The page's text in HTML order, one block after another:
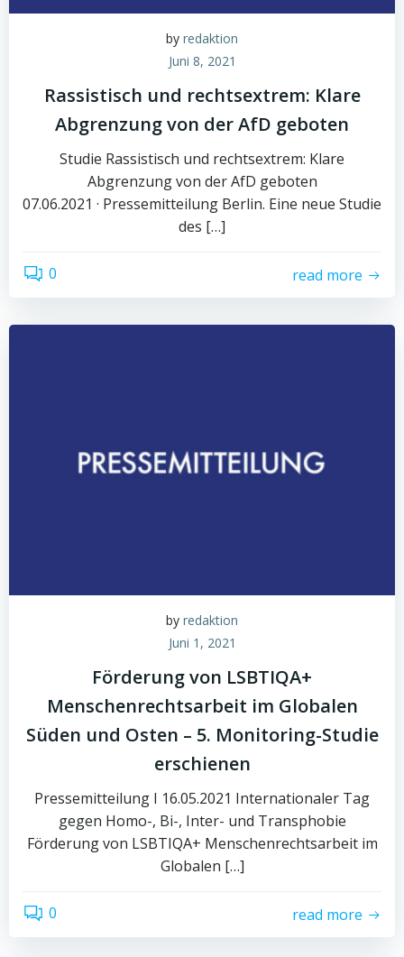
by redaktion
Juni 8, 2021
Rassistisch und rechtsextrem: Klare
Abgrenzung von der AfD geboten
Studie Rassistisch und rechtsextrem: Klare
Abgrenzung von der AfD geboten
07.06.2021 · Pressemitteilung Berlin. Eine neue Studie
des […]
0 read more
by redaktion
Juni 1, 2021
Förderung von LSBTIQA+
Menschenrechtsarbeit im Globalen
Süden und Osten – 5. Monitoring-Studie
erschienen
Pressemitteilung I 16.05.2021 Internationaler Tag
gegen Homo-, Bi-, Inter- und Transphobie
Förderung von LSBTIQA+ Menschenrechtsarbeit im
Globalen […]
0 read more